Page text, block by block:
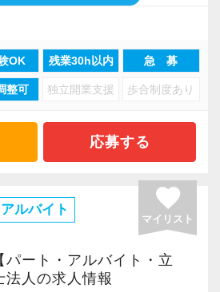
皆が長く快適に活躍できる
せず、お客様に寄り添いな
るかどうか。
しています。
が、快適に長く活躍できる
ています！
ルOK！税理士事務所らしく
ィスカジュアルOKです。
はNGですが、上下スーツで
ん。
どが多くなっています。
問先や金融機関からのご紹
顧問先を訪問し、お客様と
います。
担当社員を所内でサポート
パートスタッフを募集しま
OK 残業30h以内 急 募
整可 独立開業支援 歩合制度あり
応募する
ルバイト favorite
マイリスト
パート・アルバイト・立
法人の求人情報